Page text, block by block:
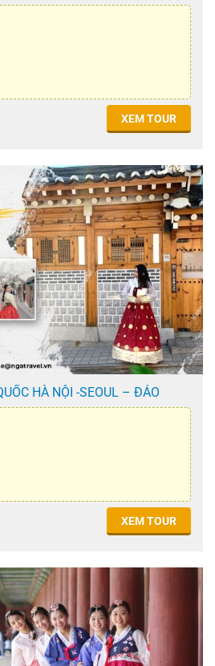
XEM TOUR
HÀ NỘI -SEOUL – ĐẢO
– CÔNG VIÊN EVERLAND –
ÁO HANBOK ( 5 Ngày 4 Đêm
XEM TOUR